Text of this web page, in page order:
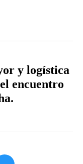
y logística
encuentro